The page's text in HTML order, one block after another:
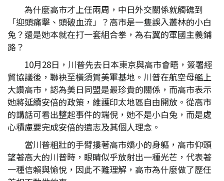
為什麼高市才上任兩周，中日外交關係就觸礁到
「迎頭痛擊、頭破血流」？高市是一隻誤入叢林的小白
兔？還是她本就在打一套組合拳，為右翼的軍國主義鋪
路？
10月28日，川普先去日本東京與高市會晤，簽署經
貿協議後，聯袂至橫須賀美軍基地。川普在航空母艦上
大讚高市，認為美日同盟是最珍貴的關係，而高市表示
她將延續安倍的政策，維護印太地區自由開放。從高市
的講話可看出整起事件的端倪，她不是小白兔，而是處
心積慮要完成安倍的遺志及其個人理念。
當川普粗壯的手臂摟著高市嬌小的身軀，高市仰頭
望著高大的川普時，眼睛似乎放射出一種光芒，代表著
一種信賴與愉悅，因此不難理解，高市為什麼做了歷任